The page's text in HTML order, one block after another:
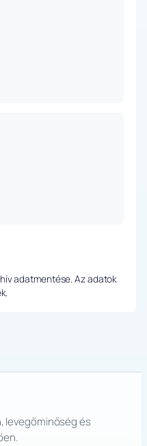
adatmentése. Az adatok
levegőminőség és